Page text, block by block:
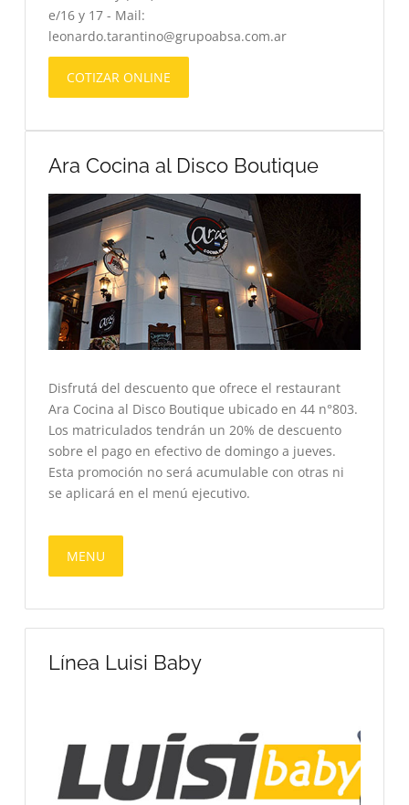
e/16 y 17 - Mail:
leonardo.tarantino@grupoabsa.com.ar
COTIZAR ONLINE
Ara Cocina al Disco Boutique
Disfrutá del descuento que ofrece el restaurant
Ara Cocina al Disco Boutique ubicado en 44 n°803.
Los matriculados tendrán un 20% de descuento
sobre el pago en efectivo de domingo a jueves.
Esta promoción no será acumulable con otras ni
se aplicará en el menú ejecutivo.
MENU
Línea Luisi Baby